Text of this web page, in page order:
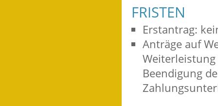
FRISTEN
Erstantrag:
Anträge auf
Beendigung